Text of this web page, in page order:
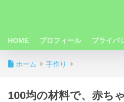
HOME プロフィール プライバ
ホーム 手作り
100均の材料で、赤ち